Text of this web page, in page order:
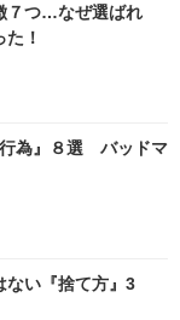
７つ…なぜ選ばれ
！
為』８選 バッドマ
ない『捨て方』3